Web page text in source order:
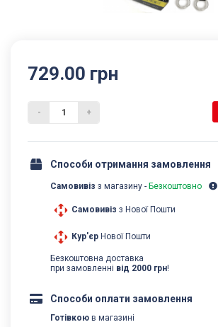
729.00 грн
- +
Способи отримання замовлення
Самовивіз з магазину - Безкоштовно
Самовивіз з Нової Пошти
Кур'єр Нової Пошти
Безкоштовна доставка
при замовленні від 2000 грн!
Способи оплати замовлення
Готівкою в магазині